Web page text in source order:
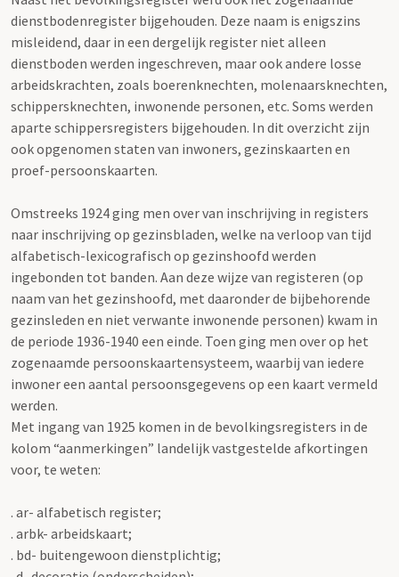
dienstbodenregister bijgehouden. Deze naam is enigszins
misleidend, daar in een dergelijk register niet alleen
dienstboden werden ingeschreven, maar ook andere losse
arbeidskrachten, zoals boerenknechten, molenaarsknechten,
schippersknechten, inwonende personen, etc. Soms werden
aparte schippersregisters bijgehouden. In dit overzicht zijn
ook opgenomen staten van inwoners, gezinskaarten en
proef-persoonskaarten.
Omstreeks 1924 ging men over van inschrijving in registers
naar inschrijving op gezinsbladen, welke na verloop van tijd
alfabetisch-lexicografisch op gezinshoofd werden
ingebonden tot banden. Aan deze wijze van registeren (op
naam van het gezinshoofd, met daaronder de bijbehorende
gezinsleden en niet verwante inwonende personen) kwam in
de periode 1936-1940 een einde. Toen ging men over op het
zogenaamde persoonskaartensysteem, waarbij van iedere
inwoner een aantal persoonsgegevens op een kaart vermeld
werden.
Met ingang van 1925 komen in de bevolkingsregisters in de
kolom “aanmerkingen” landelijk vastgestelde afkortingen
voor, te weten:
. ar- alfabetisch register;
. arbk- arbeidskaart;
. bd- buitengewoon dienstplichtig;